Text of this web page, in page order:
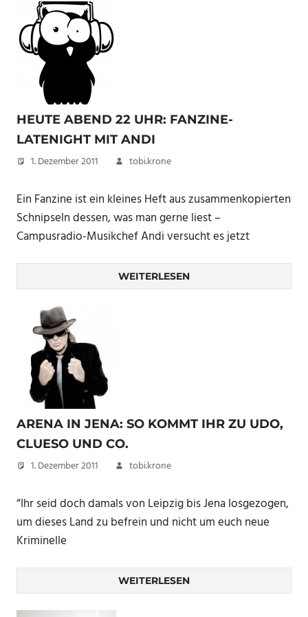
HEUTE ABEND 22 UHR: FANZINE-
LATENIGHT MIT ANDI
1. Dezember 2011 tobi.krone
Ein Fanzine ist ein kleines Heft aus zusammenkopierten
Schnipseln dessen, was man gerne liest –
Campusradio-Musikchef Andi versucht es jetzt
WEITERLESEN
ARENA IN JENA: SO KOMMT IHR ZU UDO,
CLUESO UND CO.
1. Dezember 2011 tobi.krone
“Ihr seid doch damals von Leipzig bis Jena losgezogen,
um dieses Land zu befrein und nicht um euch neue
Kriminelle
WEITERLESEN